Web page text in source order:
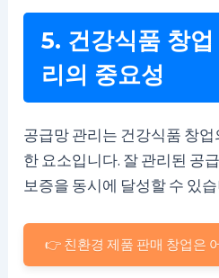
5. 건강식품 창
리의 중요성
공급망 관리는 건강식품 창
한 요소입니다. 잘 관리된 공
보증을 동시에 달성할 수 있
👉 친환경 제품 판매 창업은